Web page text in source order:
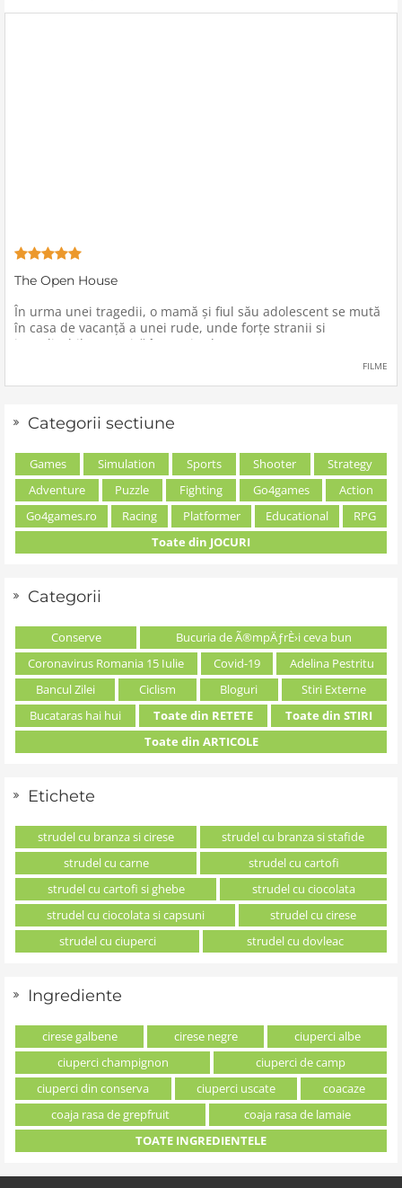
The Open House
În urma unei tragedii, o mamă şi fiul său adolescent se mută
în casa de vacanţă a unei rude, unde forţe stranii si
inexplicabile conspiră împotriva lor.
FILME
Categorii sectiune
Games Simulation Sports Shooter
Strategy
Adventure
Puzzle Fighting Go4games
Action
Go4games.ro
Racing Platformer Educational
RPG
Toate din JOCURI
Categorii
Conserve
Bucuria de Ã®mpÄƒrÈ›i ceva bun
Coronavirus Romania 15 Iulie
Covid-19
Adelina Pestritu
Bancul Zilei
Ciclism Bloguri
Stiri Externe
Bucataras hai hui
Toate din RETETE
Toate din STIRI
Toate din ARTICOLE
Etichete
strudel cu branza si cirese
strudel cu branza si stafide
strudel cu carne
strudel cu cartofi
strudel cu cartofi si ghebe
strudel cu ciocolata
strudel cu ciocolata si capsuni
strudel cu cirese
strudel cu ciuperci
strudel cu dovleac
Ingrediente
cirese galbene cirese negre
ciuperci albe
ciuperci champignon
ciuperci de camp
ciuperci din conserva
ciuperci uscate
coacaze
coaja rasa de grepfruit
coaja rasa de lamaie
TOATE INGREDIENTELE